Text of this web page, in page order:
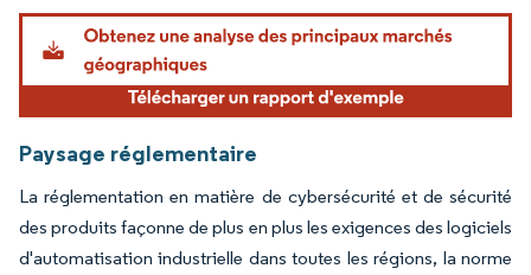
Image © Mordor Intelligence. La réutilisation nécessite une attribution sous CC BY
Paysage réglementaire
La réglementation en matière de cybersécurité et de sécurité
des produits façonne de plus en plus les exigences des logiciels
d'automatisation industrielle dans toutes les régions, la norme